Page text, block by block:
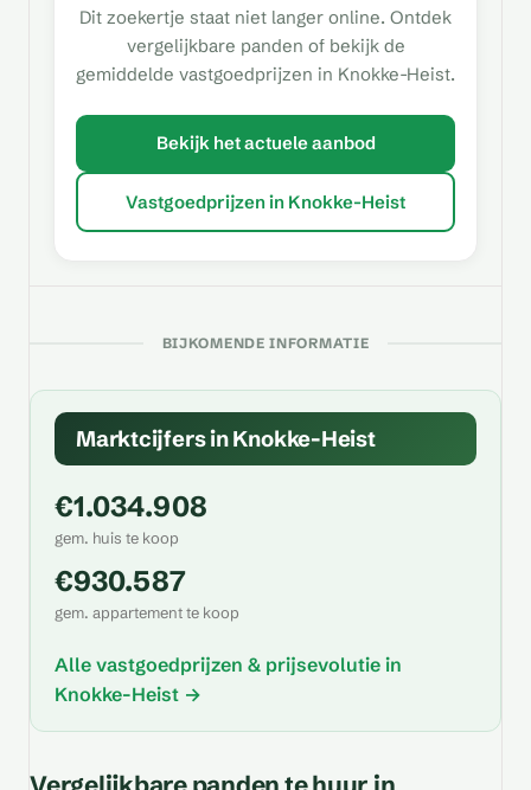
Dit zoekertje staat niet langer online. Ontdek
vergelijkbare panden of bekijk de
gemiddelde vastgoedprijzen in Knokke-Heist.
Bekijk het actuele aanbod
Vastgoedprijzen in Knokke-Heist
BIJKOMENDE INFORMATIE
Marktcijfers in Knokke-Heist
€1.034.908
gem. huis te koop
€930.587
gem. appartement te koop
Alle vastgoedprijzen & prijsevolutie in
Knokke-Heist →